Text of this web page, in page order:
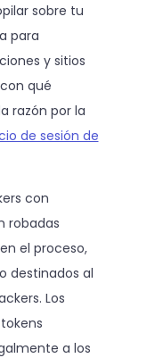
sobre tu
para
y sitios
qué
razón por la
de sesión de
con
robadas
el proceso,
destinados al
Los
a los